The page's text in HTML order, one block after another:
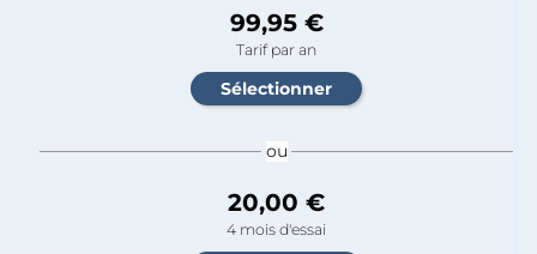
99,95 €
Tarif par an
ou
20,00 €
4 mois d'essai